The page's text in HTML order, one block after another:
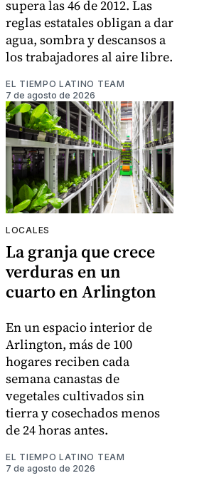
supera las 46 de 2012. Las
reglas estatales obligan a dar
agua, sombra y descansos a
los trabajadores al aire libre.
EL TIEMPO LATINO TEAM
7 de agosto de 2026
LOCALES
La granja que crece
verduras en un
cuarto en Arlington
En un espacio interior de
Arlington, más de 100
hogares reciben cada
semana canastas de
vegetales cultivados sin
tierra y cosechados menos
de 24 horas antes.
EL TIEMPO LATINO TEAM
7 de agosto de 2026